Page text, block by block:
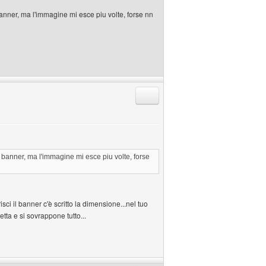
ma l'immagine mi esce piu volte, forse nn
ma l'immagine mi esce piu volte, forse
il banner c'è scritto la dimensione...nel tuo
e si sovrappone tutto...